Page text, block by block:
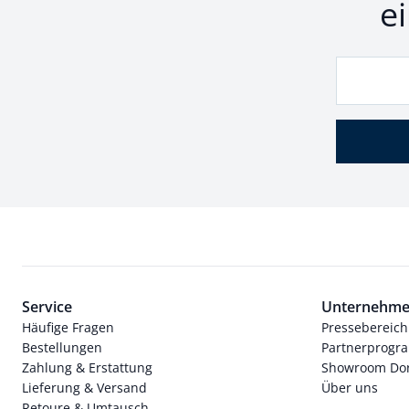
Service
Häufige Fragen
Bestellungen
Zahlung & Erstattung
Lieferung & Versand
Pressebereich
Showroom
Über uns